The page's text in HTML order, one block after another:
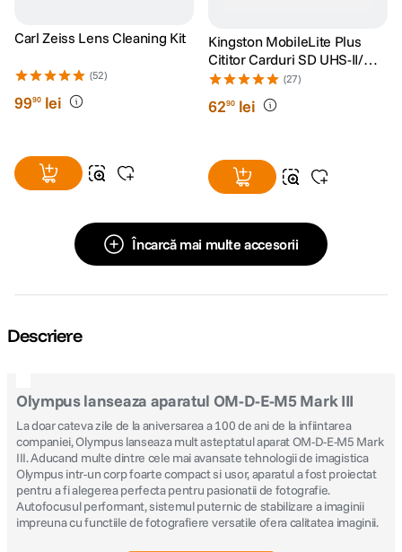
Carl Zeiss Lens Cleaning Kit
(52)
9990 lei
Kingston MobileLite Plus
Cititor Carduri SD UHS-II/
UHS-I
(27)
6290 lei
Încarcă mai multe accesorii
Descriere
Olympus lanseaza aparatul OM-D-E-M5 Mark III
La doar cateva zile de la aniversarea a 100 de ani de la infiintarea
companiei, Olympus lanseaza mult asteptatul aparat OM-D-E-M5 Mark
III. Aducand multe dintre cele mai avansate tehnologii de imagistica
Olympus intr-un corp foarte compact si usor, aparatul a fost proiectat
pentru a fi alegerea perfecta pentru pasionatii de fotografie.
Autofocusul performant, sistemul puternic de stabilizare a imaginii
impreuna cu functiile de fotografiere versatile ofera calitatea imaginii.